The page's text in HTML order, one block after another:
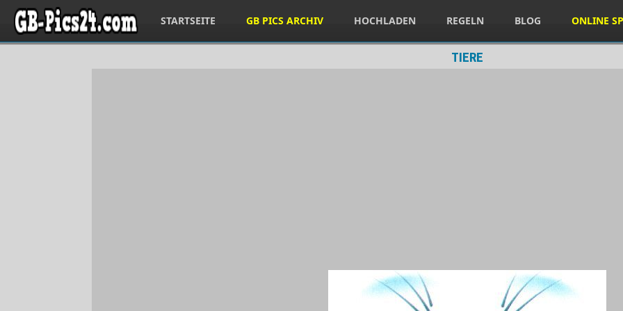
STARTSEITE GB PICS ARCHIV HOCHLADEN REGELN BLOG ONLINE
TIERE